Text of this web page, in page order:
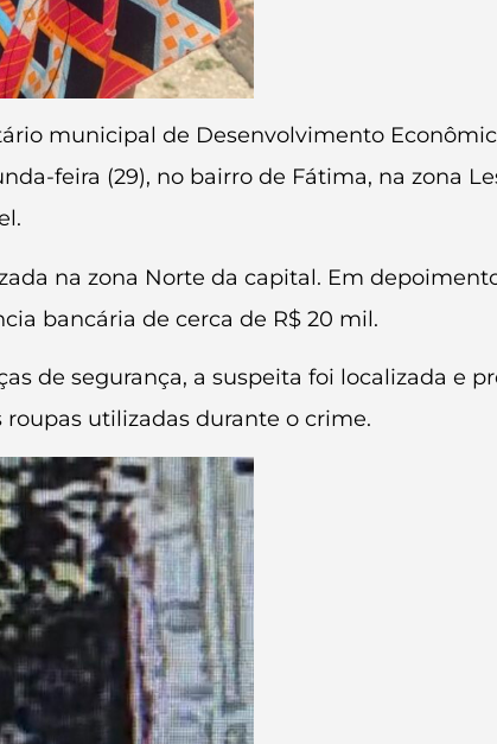
municipal de Desenvolvimento
feira (29), no bairro de Fátima, na zona
na zona Norte da capital. Em
bancária de cerca de R$ 20 mil.
de segurança, a suspeita foi localizada e
utilizadas durante o crime.